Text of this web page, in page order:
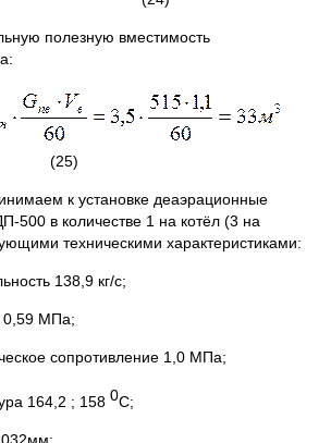
полезную вместимость
к установке деаэрационные
в количестве 1 на котёл (3 на
техническими характеристиками:
138,9 кг/с;
0,59 МПа;
сопротивление 1,0 МПа;
164,2 ; 158 0С;